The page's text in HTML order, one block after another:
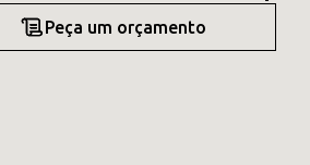
Peça um orçamento